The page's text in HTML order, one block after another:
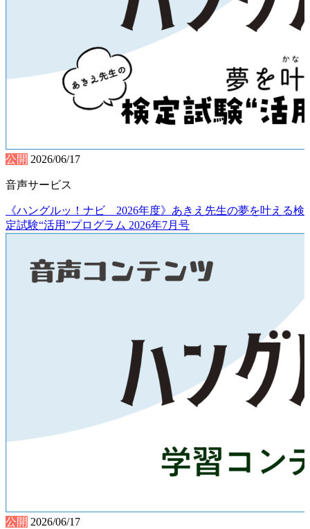
公開 2026/06/17
音声サービス
《ハングルッ！ナビ 2026年度》あきえ先生の夢を叶える検
定試験“活用”プログラム 2026年7月号
公開 2026/06/17